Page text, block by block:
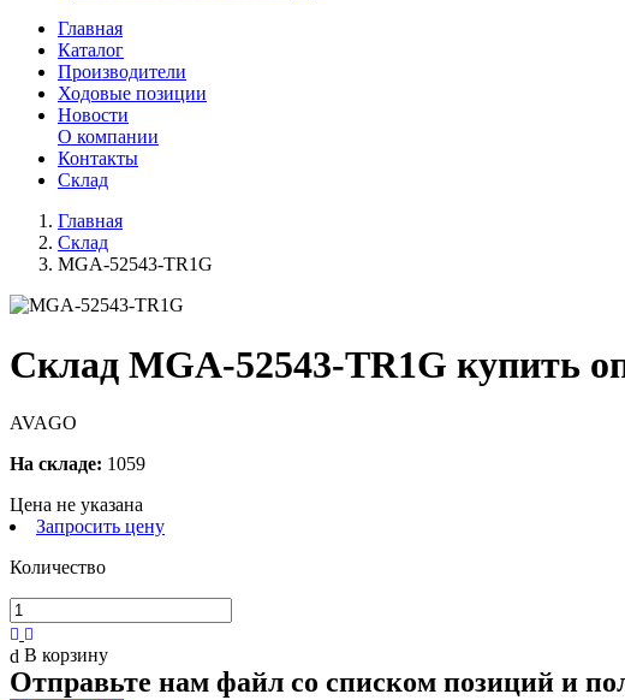
Главная
Каталог
Производители
Ходовые позиции
Новости
О компании
Контакты
Склад
Главная
Склад
MGA-52543-TR1G
Склад MGA-52543-TR1G купить
AVAGO
На складе: 1059
Цена не указана
Запросить цену
Количество
В корзину
Отправьте нам файл со списком позиций и